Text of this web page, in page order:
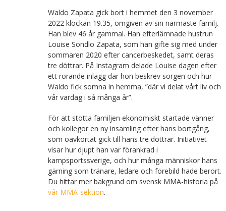
Waldo Zapata gick bort i hemmet den 3 november
2022 klockan 19.35, omgiven av sin närmaste familj.
Han blev 46 år gammal. Han efterlämnade hustrun
Louise Sondlo Zapata, som han gifte sig med under
sommaren 2020 efter cancerbeskedet, samt deras
tre döttrar. På Instagram delade Louise dagen efter
ett rörande inlägg där hon beskrev sorgen och hur
Waldo fick somna in hemma, ”där vi delat vårt liv och
vår vardag i så många år”.
För att stötta familjen ekonomiskt startade vänner
och kollegor en ny insamling efter hans bortgång,
som oavkortat gick till hans tre döttrar. Initiativet
visar hur djupt han var förankrad i
kampsportssverige, och hur många människor hans
gärning som tränare, ledare och förebild hade berört.
Du hittar mer bakgrund om svensk MMA-historia på
vår MMA-sektion.